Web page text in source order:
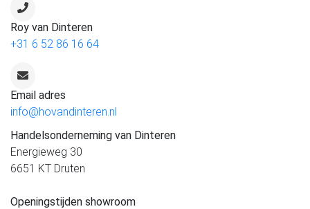
Roy van Dinteren
+31 6 52 86 16 64
Email adres
info@hovandinteren.nl
Handelsonderneming van Dinteren
Energieweg 30
6651 KT Druten
Openingstijden showroom